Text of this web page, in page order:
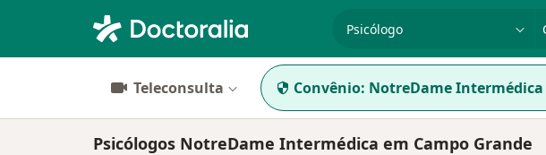
especialidade, doença ou nome
Teleconsulta Convênio: NotreDame Intermédica
Psicólogos NotreDame Intermédica em Campo Grande